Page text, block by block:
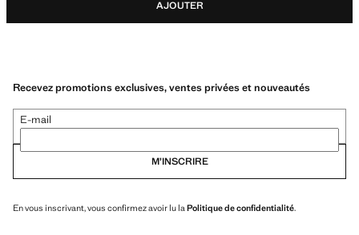
AJOUTER
Recevez promotions exclusives, ventes privées et nouveautés
E-mail
M’INSCRIRE
En vous inscrivant, vous confirmez avoir lu la Politique de confidentialité.